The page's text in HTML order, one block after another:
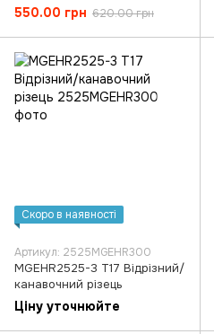
550.00 грн 620.00 грн
Скоро в наявності
Артикул: 2525MGEHR300
MGEHR2525-3 T17 Відрізний/
канавочний різець
Ціну уточнюйте